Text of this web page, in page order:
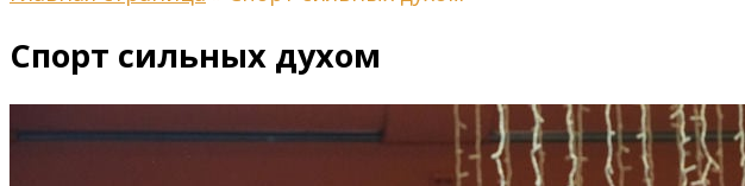
Спорт сильных духом